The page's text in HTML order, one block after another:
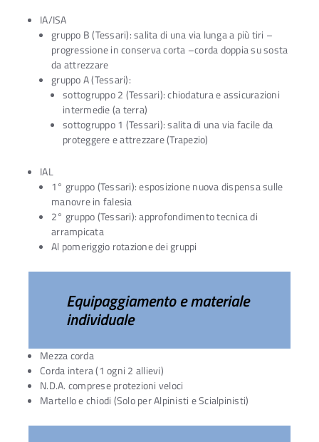
IA/ISA
gruppo B (Tessari): salita di una via lunga a più tiri –
progressione in conserva corta –corda doppia su sosta
da attrezzare
gruppo A (Tessari):
sottogruppo 2 (Tessari): chiodatura e assicurazioni
intermedie (a terra)
sottogruppo 1 (Tessari): salita di una via facile da
proteggere e attrezzare (Trapezio)
IAL
1° gruppo (Tessari): esposizione nuova dispensa sulle
manovre in falesia
2° gruppo (Tessari): approfondimento tecnica di
arrampicata
Al pomeriggio rotazione dei gruppi
Equipaggiamento e materiale
individuale
Mezza corda
Corda intera (1 ogni 2 allievi)
N.D.A. comprese protezioni veloci
Martello e chiodi (Solo per Alpinisti e Scialpinisti)